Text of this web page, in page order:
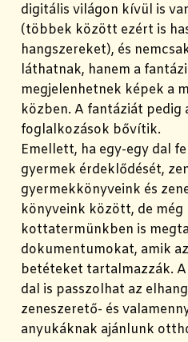
digitális világon kívül is
(többek között ezért is
hangszereket), és
láthatnak, hanem a
megjelenhetnek képek a
közben. A fantáziát pedig
foglalkozások bővítik.
Emellett, ha egy-egy dal
gyermek érdeklődését,
gyermekkönyveink és
könyveink között, de még
kottatermünkben is
dokumentumokat, amik
betéteket tartalmazzák.
dal is passzolhat az
zeneszerető- és
anyukáknak ajánlunk